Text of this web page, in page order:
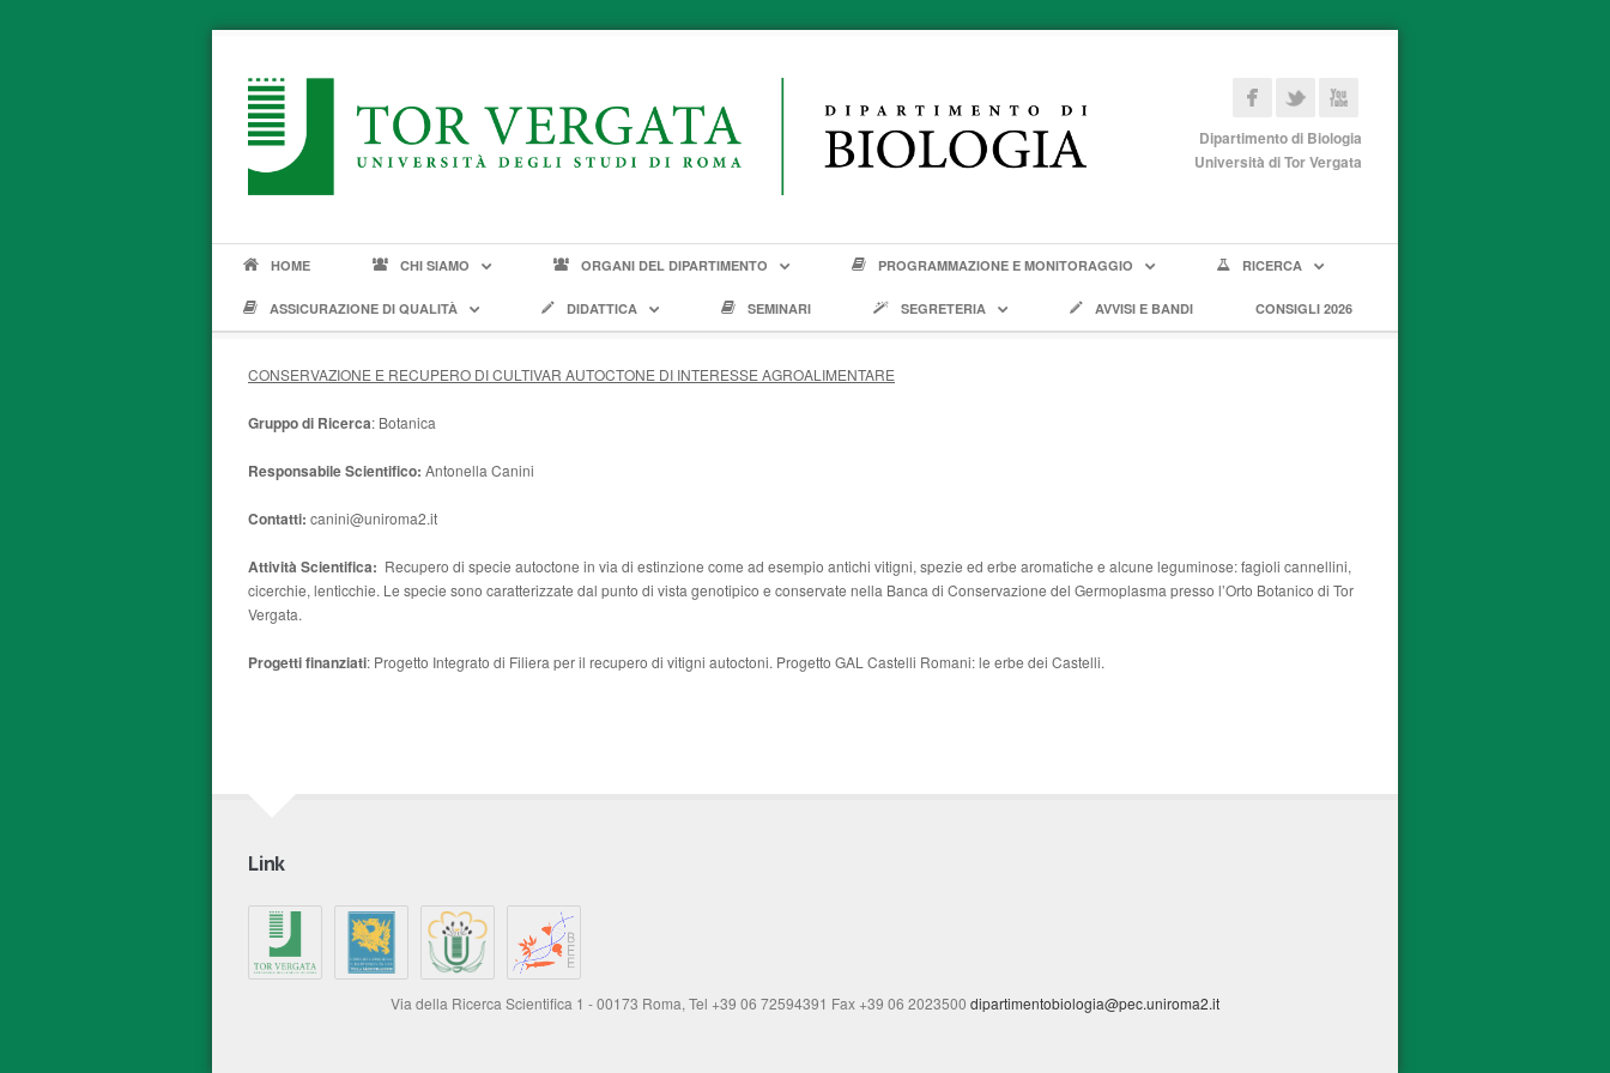
Dipartimento di Biologia
Università di Tor Vergata
HOME CHI SIAMO ORGANI DEL DIPARTIMENTO PROGRAMMAZIONE E MONITORAGGIO RICERCA
ASSICURAZIONE DI QUALITÀ DIDATTICA SEMINARI SEGRETERIA AVVISI E BANDI CONSIGLI 2026
CONSERVAZIONE E RECUPERO DI CULTIVAR AUTOCTONE DI INTERESSE AGROALIMENTARE
Gruppo di Ricerca: Botanica
Responsabile Scientifico: Antonella Canini
Contatti: canini@uniroma2.it
Attività Scientifica: Recupero di specie autoctone in via di estinzione come ad esempio antichi vitigni, spezie ed erbe aromatiche e alcune leguminose: fagioli cannellini,
cicerchie, lenticchie. Le specie sono caratterizzate dal punto di vista genotipico e conservate nella Banca di Conservazione del Germoplasma presso l’Orto Botanico di Tor
Vergata.
Progetti finanziati: Progetto Integrato di Filiera per il recupero di vitigni autoctoni. Progetto GAL Castelli Romani: le erbe dei Castelli.
Link
Via della Ricerca Scientifica 1 - 00173 Roma, Tel +39 06 72594391 Fax +39 06 2023500 dipartimentobiologia@pec.uniroma2.it